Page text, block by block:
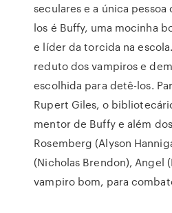
seculares e a única
los é Buffy, uma mocinha
e líder da torcida na
reduto dos vampiros e
escolhida para detê-los.
Rupert Giles, o
mentor de Buffy e além
Rosemberg (Alyson
(Nicholas Brendon), Angel
vampiro bom, para